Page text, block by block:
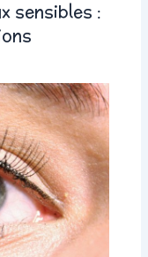
sensibles :